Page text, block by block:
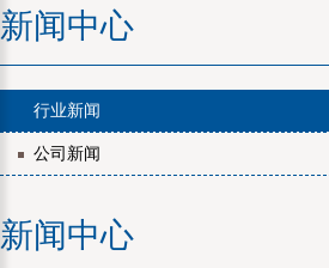
新闻中心
行业新闻
公司新闻
新闻中心